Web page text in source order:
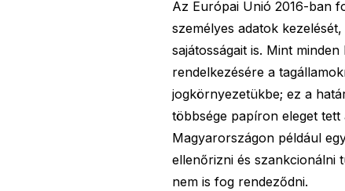
Az Európai Unió 2016-ban
személyes adatok
sajátosságait is. Mint
rendelkezésére a
jogkörnyezetükbe; ez a
többsége papíron eleget
Magyarországon például
ellenőrizni és szankcionálni
nem is fog rendeződni.